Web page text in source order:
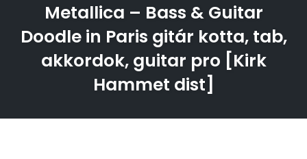
Metallica – Bass & Guitar
Doodle in Paris gitár kotta, tab,
akkordok, guitar pro [Kirk
Hammet dist]